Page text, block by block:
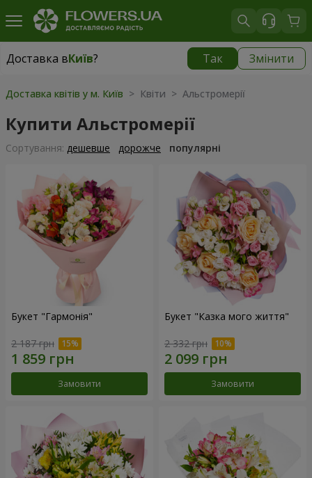
Доставка вКиїв? Так Змінити
Доставка вКиїв
Доставка квітів у м. Київ > Квіти > Альстромерії
Купити Альстромерії
Сортування: дешевше дорожче популярні
Букет "Гармонія"
2 187 грн
Замовити
Букет "Казка мого життя"
2 332 грн
Замовити